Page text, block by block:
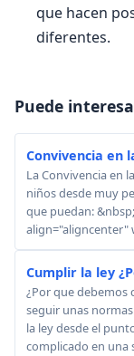
que hacen
diferentes.
Puede
Convivencia en
La Convivencia en
niños desde muy
que puedan:
align="aligncenter"
Cumplir la ley
¿Por que debemos
seguir unas
la ley desde el
complicado en una